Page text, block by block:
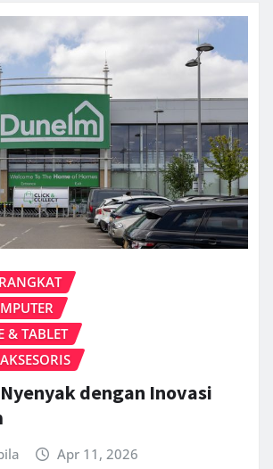
& TABLET
dengan Inovasi
Apr 11, 2026